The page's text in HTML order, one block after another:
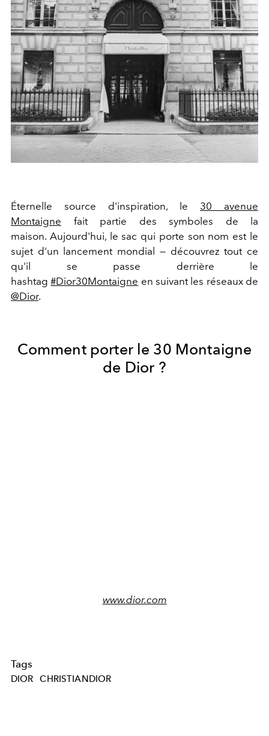
Éternelle source d'inspiration, le 30 avenue
Montaigne fait partie des symboles de la
maison. Aujourd'hui, le sac qui porte son nom est le
sujet d'un lancement mondial — découvrez tout ce
qu'il se passe derrière le
hashtag#Dior30Montaigne en suivant les réseaux de
@Dior.
Comment porter le 30 Montaigne
de Dior ?
www.dior.com
Tags
DIOR CHRISTIANDIOR